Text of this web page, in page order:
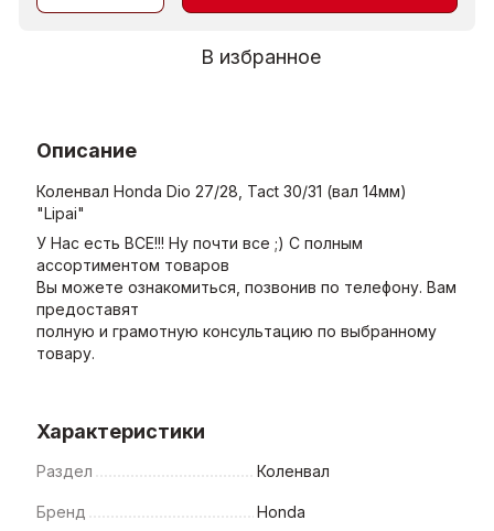
В избранное
Описание
Коленвал Honda Dio 27/28, Tact 30/31 (вал 14мм)
"Lipai"
У Нас есть ВСЕ!!! Ну почти все ;) С полным
ассортиментом товаров
Вы можете ознакомиться, позвонив по телефону. Вам
предоставят
полную и грамотную консультацию по выбранному
товару.
Характеристики
Раздел Коленвал
Бренд Honda